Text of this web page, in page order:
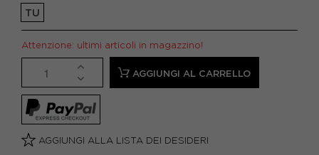
TU
Attenzione: ultimi articoli in magazzino!
AGGIUNGI AL CARRELLO
AGGIUNGI ALLA LISTA DEI DESIDERI